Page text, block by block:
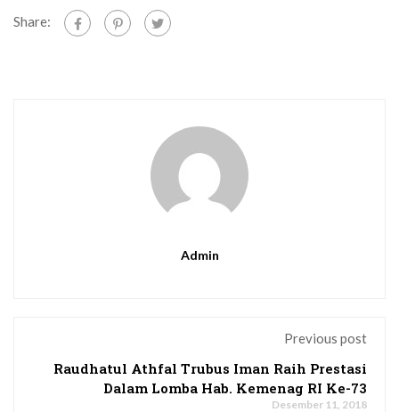
Share:
Admin
Previous post
Raudhatul Athfal Trubus Iman Raih Prestasi
Dalam Lomba Hab. Kemenag RI Ke-73
Desember 11, 2018